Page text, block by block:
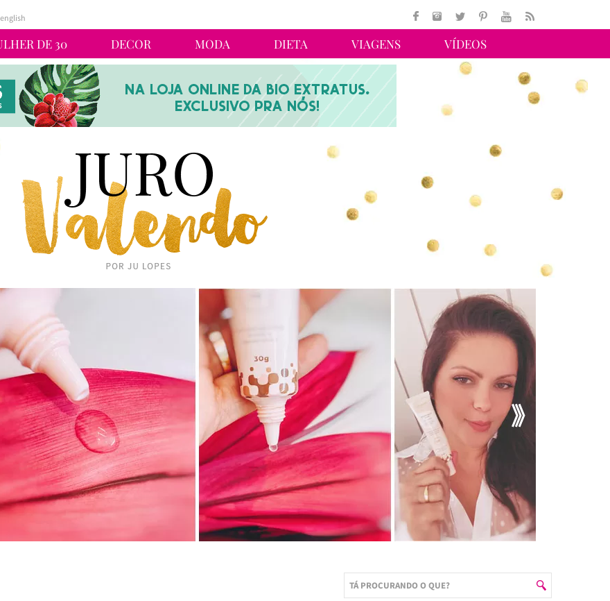
DE 30 DECOR MODA DIETA VIAGENS VÍDEOS
english